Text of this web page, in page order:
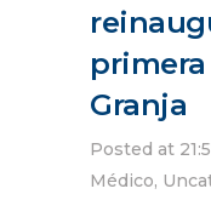
primera
Granja
Posted at
Médico,